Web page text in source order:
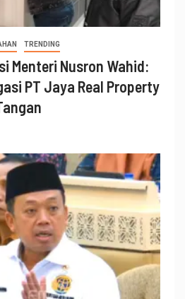
TRENDING
Menteri Nusron Wahid:
PT Jaya Real Property